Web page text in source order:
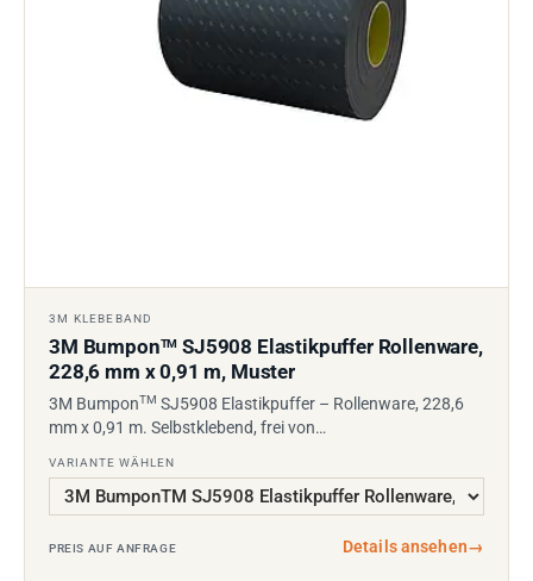
3M KLEBEBAND
3M BumponTM SJ5908 Elastikpuffer Rollenware,
228,6 mm x 0,91 m, Muster
3M BumponTM SJ5908 Elastikpuffer – Rollenware, 228,6
mm x 0,91 m. Selbstklebend, frei von…
VARIANTE WÄHLEN
PREIS AUF ANFRAGE Details ansehen→